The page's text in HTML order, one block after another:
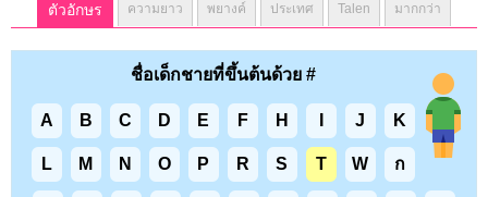
ตัวอักษร ความยาว พยางค์ ประเทศ Talen มากกว่า
ชื่อเด็กชายที่ขึ้นต้นด้วย #
A B C D E F H J K
L M N O P R S T W ก